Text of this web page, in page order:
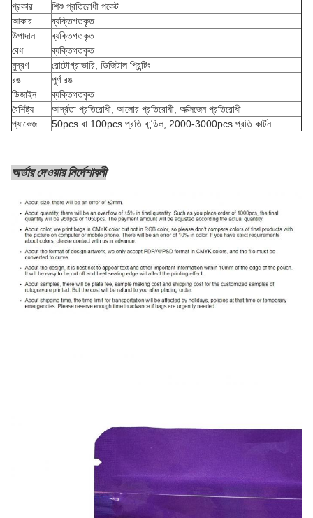
প্রকার
শিশু প্রতিরোধী পকেট
আকার
ব্যক্তিগতকৃত
উপাদান
ব্যক্তিগতকৃত
বেধ
ব্যক্তিগতকৃত
মুদ্রণ
রোটোগ্রাভারি, ডিজিটাল প্রিন্টিং
রঙ
পূর্ণ রঙ
ডিজাইন
ব্যক্তিগতকৃত
বৈশিষ্ট্য
আর্দ্রতা প্রতিরোধী, আলোর প্রতিরোধী, অক্সিজেন প্রতিরোধী
প্যাকেজ
50pcs বা 100pcs প্রতি বান্ডিল, 2000-3000pcs প্রতি কার্টন
অর্ডার দেওয়ার নির্দেশাবলী